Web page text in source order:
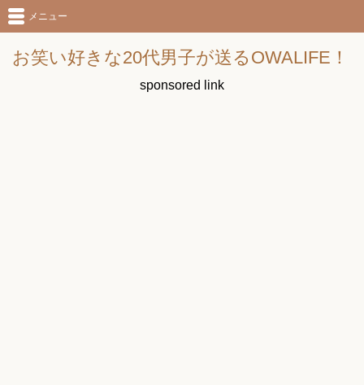
お笑い好きな20代男子が送るOWALIFE！
メニュー
sponsored link